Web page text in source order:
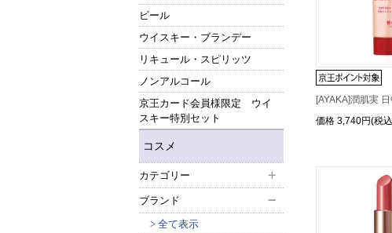
ビール
ウイスキー・ブランデー
リキュール・スピリッツ
ノンアルコール
京王カード会員様限定 ウイ
スキー特別セット
コスメ
カテゴリー
ブランド
全て表示
[AYAKA]潤肌実
価格 3,740円(税